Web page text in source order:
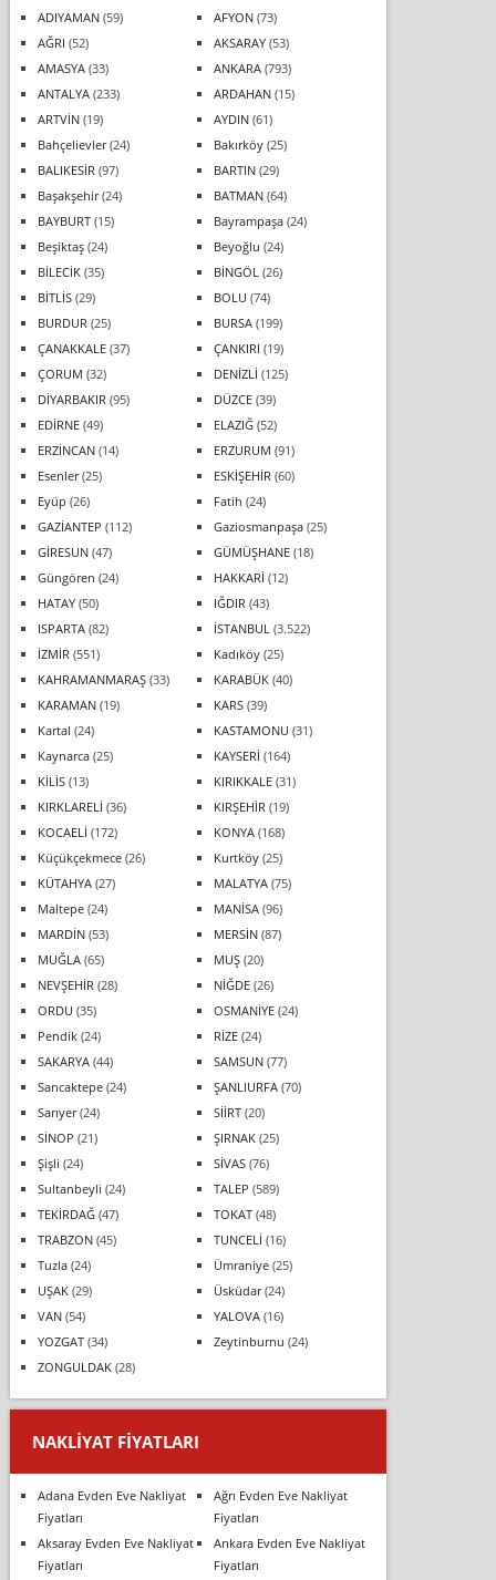
ADIYAMAN(59) AFYON(73)
AĞRI (52) AKSARAY(53)
AMASYA(33) ANKARA(793)
ANTALYA(233) ARDAHAN(15)
ARTVİN(19) AYDIN(61)
Bahçelievler(24) Bakırköy(25)
BALIKESİR (97) BARTIN(29)
Başakşehir(24) BATMAN(64)
BAYBURT(15) Bayrampaşa(24)
Beşiktaş(24) Beyoğlu (24)
BİLECİK(35) BİNGÖL (26)
BİTLİS(29) BOLU (74)
BURDUR (25) BURSA(199)
ÇANAKKALE(37) ÇANKIRI (19)
ÇORUM (32) DENİZLİ (125)
DİYARBAKIR (95) DÜZCE(39)
EDİRNE(49) ELAZIĞ(52)
ERZİNCAN(14) ERZURUM (91)
Esenler(25) ESKİŞEHİR (60)
Eyüp (26) Fatih (24)
GAZİANTEP (112) Gaziosmanpaşa(25)
GİRESUN(47) GÜMÜŞHANE(18)
Güngören (24) HAKKARİ (12)
HATAY(50) IĞDIR (43)
ISPARTA(82) İSTANBUL (3.522)
İZMİR (551) Kadıköy(25)
KAHRAMANMARAŞ(33) KARABÜK(40)
KARAMAN(19) KARS(39)
Kartal (24) KASTAMONU (31)
Kaynarca(25) KAYSERİ (164)
KİLİS(13) KIRIKKALE(31)
KIRKLARELİ (36) KIRŞEHİR (19)
KOCAELİ (172) KONYA(168)
Küçükçekmece(26) Kurtköy(25)
KÜTAHYA(27) MALATYA(75)
Maltepe(24) MANİSA(96)
MARDİN(53) MERSİN(87)
MUĞLA(65) MUŞ(20)
NEVŞEHİR (28) NİĞDE(26)
ORDU (35) OSMANİYE(24)
Pendik(24) RİZE(24)
SAKARYA(44) SAMSUN(77)
Sancaktepe(24) ŞANLIURFA(70)
Sarıyer(24) SİİRT(20)
SİNOP (21) ŞIRNAK(25)
Şişli (24) SİVAS(76)
Sultanbeyli (24) TALEP (589)
TEKİRDAĞ(47) TOKAT(48)
TRABZON(45) TUNCELİ (16)
Tuzla(24) Ümraniye(25)
UŞAK(29) Üsküdar(24)
VAN(54) YALOVA(16)
YOZGAT(34) Zeytinburnu (24)
ZONGULDAK(28)
NAKLIYAT FIYATLARI
Adana Evden Eve Nakliyat
Fiyatları
Ağrı Evden Eve Nakliyat
Fiyatları
Aksaray Evden Eve Nakliyat
Fiyatları
Ankara Evden Eve Nakliyat
Fiyatları